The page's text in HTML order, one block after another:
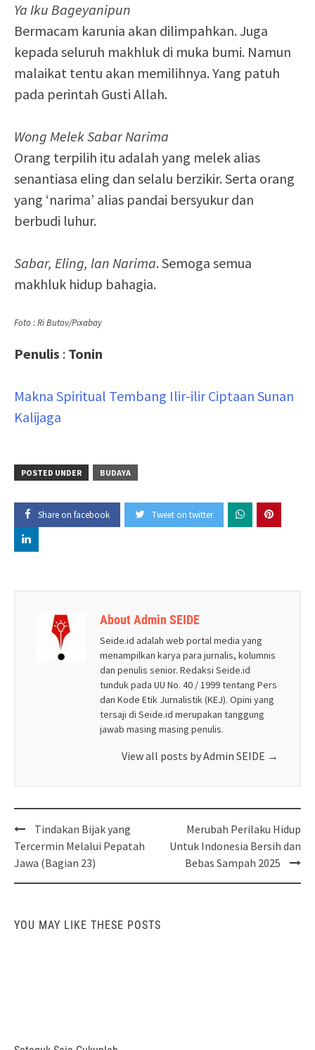
Ya Iku Bageyanipun
Bermacam karunia akan dilimpahkan. Juga
kepada seluruh makhluk di muka bumi. Namun
malaikat tentu akan memilihnya. Yang patuh
pada perintah Gusti Allah.
Wong Melek Sabar Narima
Orang terpilih itu adalah yang melek alias
senantiasa eling dan selalu berzikir. Serta orang
yang ‘narima’ alias pandai bersyukur dan
berbudi luhur.
Sabar, Eling, lan Narima. Semoga semua
makhluk hidup bahagia.
Foto : Ri Butov/Pixabay
Penulis : Tonin
Makna Spiritual Tembang Ilir-ilir Ciptaan Sunan
Kalijaga
POSTED UNDER BUDAYA
Share on facebook Tweet on twitter
About Admin SEIDE
Seide.id adalah web portal media yang
menampilkan karya para jurnalis, kolumnis
dan penulis senior. Redaksi Seide.id
tunduk pada UU No. 40 / 1999 tentang Pers
dan Kode Etik Jurnalistik (KEJ). Opini yang
tersaji di Seide.id merupakan tanggung
jawab masing masing penulis.
View all posts by Admin SEIDE →
Post
navigation
Tindakan Bijak yang
Tercermin Melalui Pepatah
Jawa (Bagian 23)
Merubah Perilaku Hidup
Untuk Indonesia Bersih dan
Bebas Sampah 2025
YOU MAY LIKE THESE POSTS